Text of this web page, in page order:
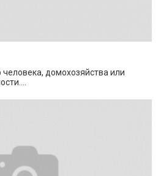
домохозяйства или